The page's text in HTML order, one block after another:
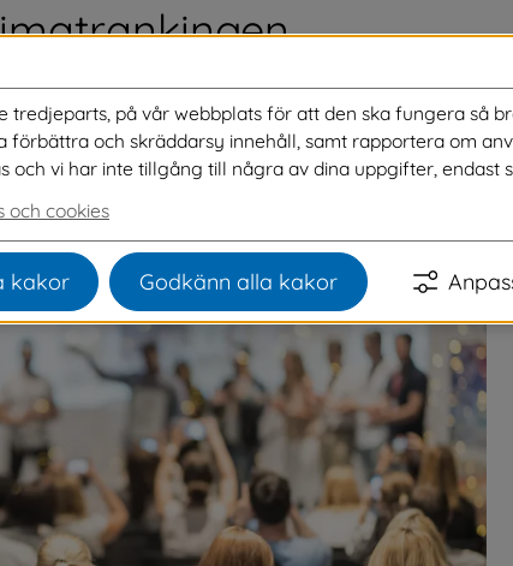
i Sveriges alla kommuner. Vår
Näringslivs ranking över företagsklimatet
jämfört med året innan.
tredjeparts, på vår webbplats för att den ska fungera så
förbättra och skräddarsy innehåll, samt rapportera om
och vi har inte tillgång till några av dina uppgifter, endast
och cookies
kakor Godkänn alla kakor